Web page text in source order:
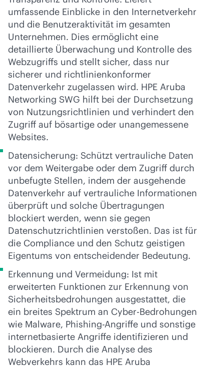
umfassende Einblicke in den Internetverkehr
und die Benutzeraktivität im gesamten
Unternehmen. Dies ermöglicht eine
detaillierte Überwachung und Kontrolle des
Webzugriffs und stellt sicher, dass nur
sicherer und richtlinienkonformer
Datenverkehr zugelassen wird. HPE Aruba
Networking SWG hilft bei der Durchsetzung
von Nutzungsrichtlinien und verhindert den
Zugriff auf bösartige oder unangemessene
Websites.
Datensicherung: Schützt vertrauliche Daten
vor dem Weitergabe oder dem Zugriff durch
unbefugte Stellen, indem der ausgehende
Datenverkehr auf vertrauliche Informationen
überprüft und solche Übertragungen
blockiert werden, wenn sie gegen
Datenschutzrichtlinien verstoßen. Das ist für
die Compliance und den Schutz geistigen
Eigentums von entscheidender Bedeutung.
Erkennung und Vermeidung: Ist mit
erweiterten Funktionen zur Erkennung von
Sicherheitsbedrohungen ausgestattet, die
ein breites Spektrum an Cyber-Bedrohungen
wie Malware, Phishing-Angriffe und sonstige
internetbasierte Angriffe identifizieren und
blockieren. Durch die Analyse des
Webverkehrs kann das HPE Aruba